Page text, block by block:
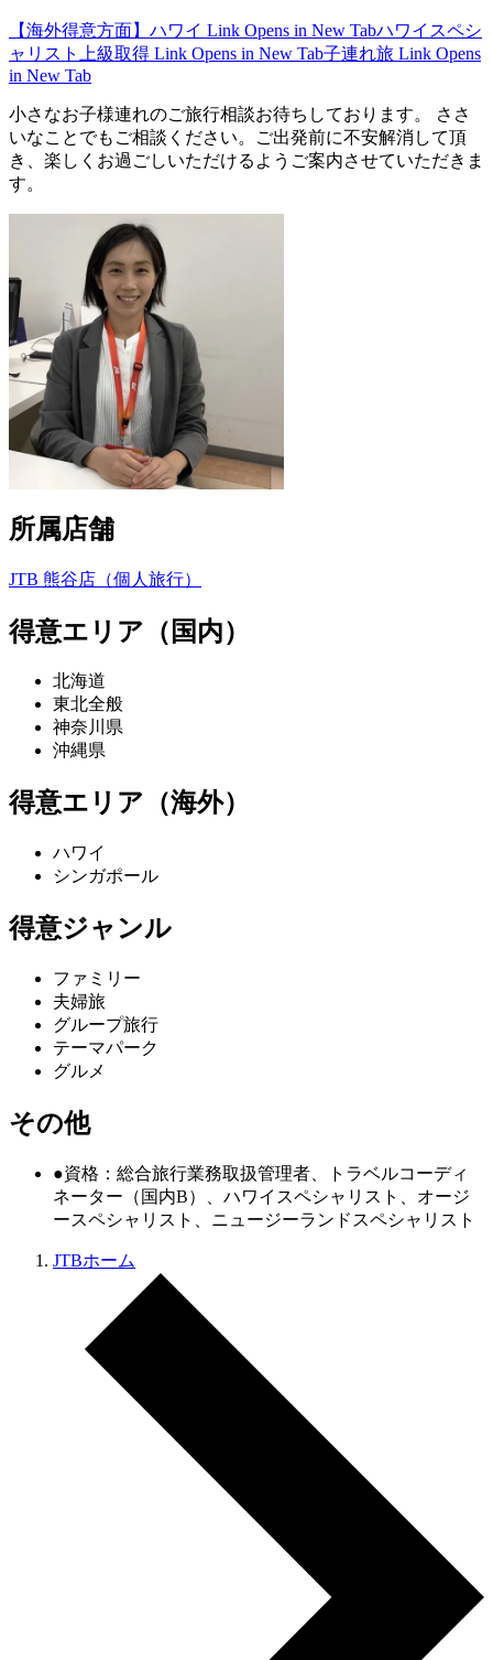
【海外得意方面】ハワイ Link Opens in New Tabハワイスペシ
ャリスト上級取得 Link Opens in New Tab子連れ旅 Link Opens
in New Tab
小さなお子様連れのご旅行相談お待ちしております。 ささ
いなことでもご相談ください。ご出発前に不安解消して頂
き、楽しくお過ごしいただけるようご案内させていただきま
す。
所属店舗
JTB 熊谷店（個人旅行）
得意エリア（国内）
北海道
東北全般
神奈川県
沖縄県
得意エリア（海外）
ハワイ
シンガポール
得意ジャンル
ファミリー
夫婦旅
グループ旅行
テーマパーク
グルメ
その他
●資格：総合旅行業務取扱管理者、トラベルコーディ
ネーター（国内B）、ハワイスペシャリスト、オージ
ースペシャリスト、ニュージーランドスペシャリスト
JTBホーム